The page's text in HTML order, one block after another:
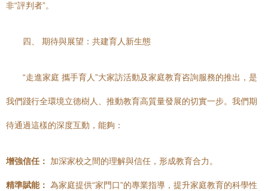
非“評判者”。
四、 期待與展望：共建育人新生態
“走進家庭 攜手育人”大家訪活動及家庭教育咨詢服務的推出，是
我們踐行全環境立德樹人、推動教育高質量發展的切實一步。我們期
待通過這樣的深度互動，能夠：
增強信任： 加深家校之間的理解與信任，形成教育合力。
精準賦能： 為家庭提供“家門口”的專業指導，提升家庭教育的科學性